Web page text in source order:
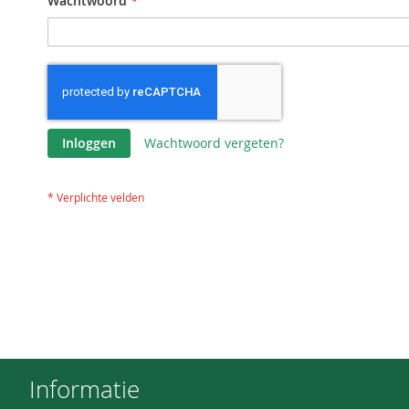
Inloggen Wachtwoord vergeten?
Informatie